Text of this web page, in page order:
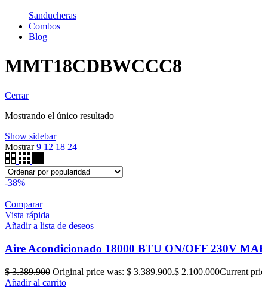
Sanducheras
Combos
Blog
MMT18CDBWCCC8
Cerrar
Mostrando el único resultado
Show sidebar
Mostrar9 12 18 24
-38%
Comparar
Vista rápida
Añadir a lista de deseos
Aire Acondicionado 18000 BTU ON/OFF 230V
$3.389.900 Original price was: $ 3.389.900.$ 2.100.000Current
Añadir al carrito